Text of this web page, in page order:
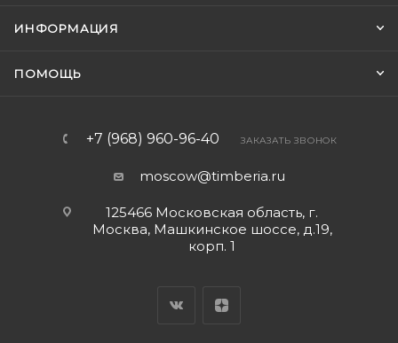
ИНФОРМАЦИЯ
ПОМОЩЬ
+7 (968) 960-96-40 ЗАКАЗАТЬ ЗВОНОК
moscow@timberia.ru
125466 Московская область, г.
Москва, Машкинское шоссе, д.19,
корп. 1